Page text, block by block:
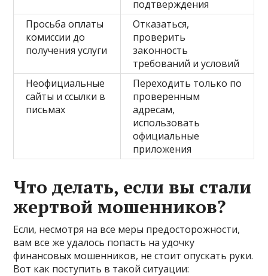
подтверждения
Просьба оплаты
комиссии до
получения услуги
Отказаться,
проверить
законность
требований и условий
Неофициальные
сайты и ссылки в
письмах
Переходить только по
проверенным
адресам,
использовать
официальные
приложения
Что делать, если вы стали
жертвой мошенников?
Если, несмотря на все меры предосторожности,
вам все же удалось попасть на удочку
финансовых мошенников, не стоит опускать руки.
Вот как поступить в такой ситуации: